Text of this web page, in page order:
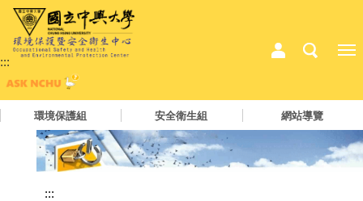
:::
環境保護組 安全衛生組 網站導覽
:::